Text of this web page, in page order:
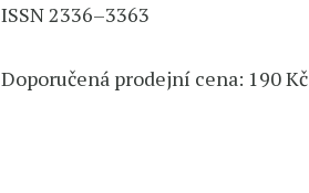
ISSN 2336–3363
Doporučená prodejní cena: 190 Kč